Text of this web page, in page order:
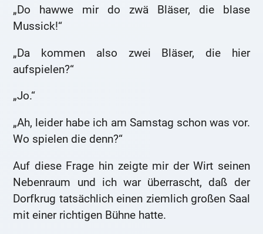
„Do hawwe mir do zwä Bläser, die blase
Mussick!“
„Da kommen also zwei Bläser, die hier
aufspielen?“
„Jo.“
„Ah, leider habe ich am Samstag schon was vor.
Wo spielen die denn?“
Auf diese Frage hin zeigte mir der Wirt seinen
Nebenraum und ich war überrascht, daß der
Dorfkrug tatsächlich einen ziemlich großen Saal
mit einer richtigen Bühne hatte.